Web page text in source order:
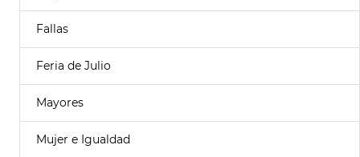
Fallas
Feria de Julio
Mayores
Mujer e Igualdad